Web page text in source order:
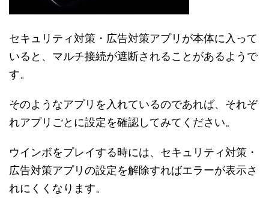
セキュリティ対策・広告対策アプリが本体に入って
いると、マルチ接続が遮断されることがあるようで
す。
そのようなアプリを入れているのであれば、それぞ
れアプリごとに設定を確認してみてください。
ウインボをプレイする時には、セキュリティ対策・
広告対策アプリの設定を解除すればエラーが表示さ
れにくくなります。